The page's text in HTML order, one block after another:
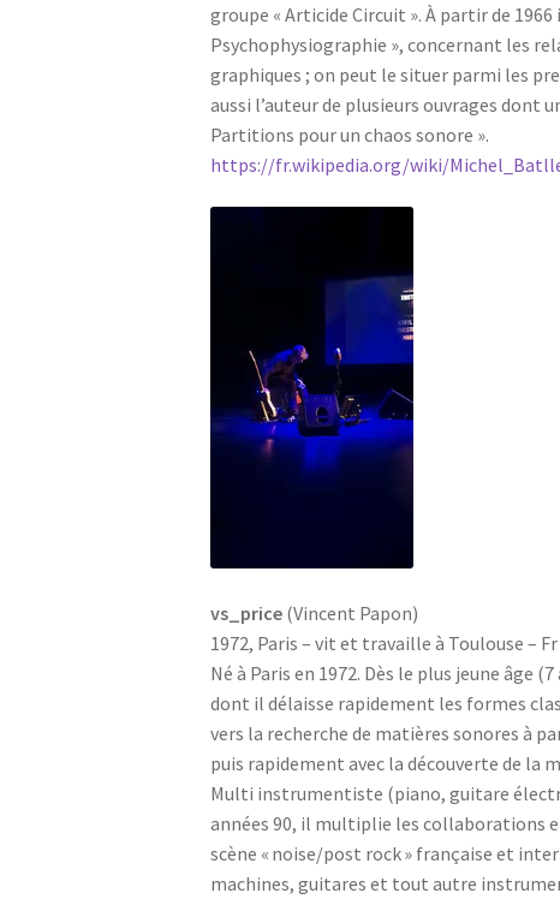
groupe « Articide Circuit ». À partir de
Psychophysiographie », concernant les
graphiques ; on peut le situer parmi les
aussi l’auteur de plusieurs ouvrages dont
Partitions pour un chaos sonore ».
https://fr.wikipedia.org/wiki/
vs_price (Vincent Papon)
1972, Paris – vit et travaille à Toulouse – Fr
Né à Paris en 1972. Dès le plus jeune âge
dont il délaisse rapidement les formes
vers la recherche de matières sonores à
puis rapidement avec la découverte de
Multi instrumentiste (piano, guitare
années 90, il multiplie les collaborations
scène « noise/post rock » française et
machines, guitares et tout autre